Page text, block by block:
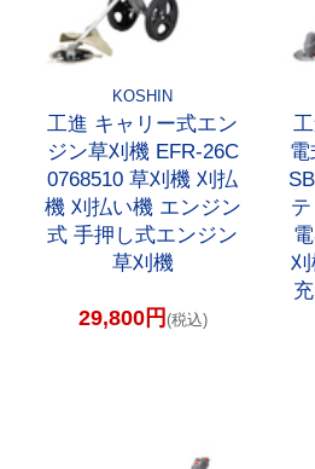
KOSHIN
工進 キャリー式エン
ジン草刈機 EFR-26C
0768510 草刈機 刈払
機 刈払い機 エンジン
式 手押し式エンジン
草刈機
29,800円 (税込)